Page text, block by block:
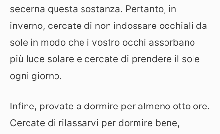
secerna questa sostanza. Pertanto, in
inverno, cercate di non indossare occhiali da
sole in modo che i vostro occhi assorbano
più luce solare e cercate di prendere il sole
ogni giorno.
Infine, provate a dormire per almeno otto ore.
Cercate di rilassarvi per dormire bene,